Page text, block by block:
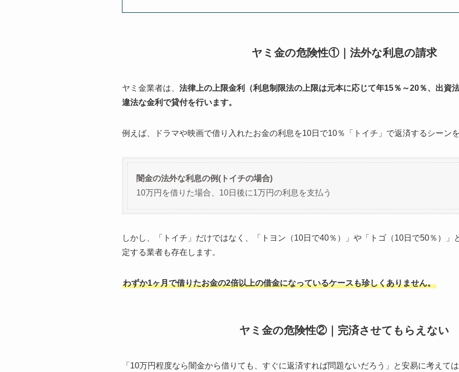
ヤミ金の危険性①｜法外な利息の請求
ヤミ金業者は、 法律上の上限金利（利息制限法の上限は元本に応じて年15％～20％、出資
違法な金利で貸付を行います。
例えば、ドラマや映画で借り入れたお金の利息を10日で10％「トイチ」で返済するシーン
闇金の法外な利息の例(トイチの場合)
10万円を借りた場合、10日後に1万円の利息を支払う
しかし、「トイチ」だけではなく、「トヨン（10日で40％）」や「トゴ（10日で50％）」
定する業者も存在します。
わずか1ヶ月で借りたお金の2倍以上の借金になっているケースも珍しくありません。
ヤミ金の危険性②｜完済させてもらえない
「10万円程度なら闇金から借りても、すぐに返済すれば問題ないだろう」と安易に考えて